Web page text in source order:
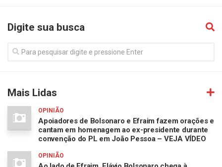
Digite sua busca
Mais Lidas
OPINIÃO
Apoiadores de Bolsonaro e Efraim fazem orações e
cantam em homenagem ao ex-presidente durante
convenção do PL em João Pessoa – VEJA VÍDEO
OPINIÃO